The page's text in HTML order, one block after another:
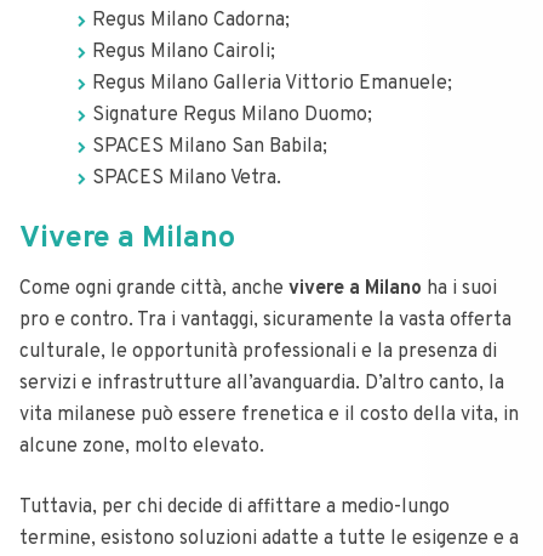
Regus Milano Cadorna;
Regus Milano Cairoli;
Regus Milano Galleria Vittorio Emanuele;
Signature Regus Milano Duomo;
SPACES Milano San Babila;
SPACES Milano Vetra.
Vivere a Milano
Come ogni grande città, anche vivere a Milano ha i suoi
pro e contro. Tra i vantaggi, sicuramente la vasta offerta
culturale, le opportunità professionali e la presenza di
servizi e infrastrutture all’avanguardia. D’altro canto, la
vita milanese può essere frenetica e il costo della vita, in
alcune zone, molto elevato.
Tuttavia, per chi decide di affittare a medio-lungo
termine, esistono soluzioni adatte a tutte le esigenze e a